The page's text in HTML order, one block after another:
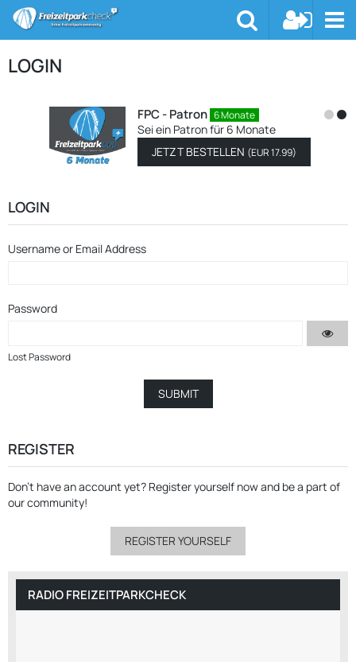
LOGIN
FPC - Patron 6 Monate
Sei ein Patron für 6 Monate
JETZT BESTELLEN(EUR 17.99)
LOGIN
Username or Email Address
Password
Lost Password
REGISTER
Don’t have an account yet? Register yourself nowand be a part of
our community!
REGISTER YOURSELF
RADIO FREIZEITPARKCHECK